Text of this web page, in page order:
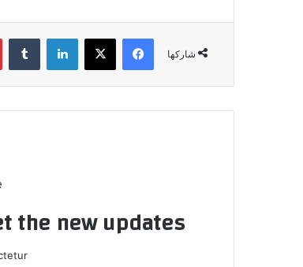
شاركها
فيسبوك X لينكدإن
the new updates!